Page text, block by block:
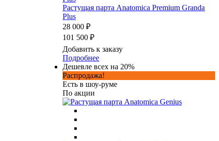
Растущая парта Anatomica Premium Granda
Plus
28 000 ₽
101 500 ₽
Добавить к заказу
Подробнее
Дешевле всех на 20%
Распродажа!
Есть в шоу-руме
По акции